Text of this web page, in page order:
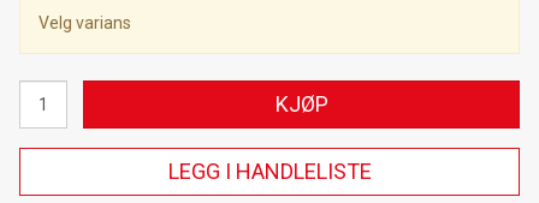
Velg varians
KJØP
LEGG I HANDLELISTE